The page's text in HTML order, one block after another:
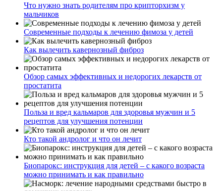
Что нужно знать родителям про крипторхизм у
мальчиков
Современные подходы к лечению фимоза у детей
Как вылечить кавернозный фиброз
Обзор самых эффективных и недорогих лекарств от
простатита
Польза и вред кальмаров для здоровья мужчин и 5
рецептов для улучшения потенции
Кто такой андролог и что он лечит
Биопарокс: инструкция для детей – с какого возраста
можно принимать и как правильно